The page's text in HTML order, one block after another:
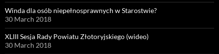
Winda dla osób niepełnosprawnych w Starostwie?
30 March 2018
XLIII Sesja Rady Powiatu Złotoryjskiego (wideo)
30 March 2018